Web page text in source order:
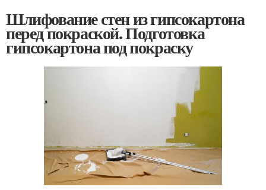
Шлифование стен из гипсокартона
перед покраской. Подготовка
гипсокартона под покраску